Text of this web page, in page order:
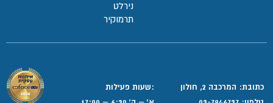
נירלט
תרמוקיר
כתובת: המרכבה 2, חולון
:שעות פעילות